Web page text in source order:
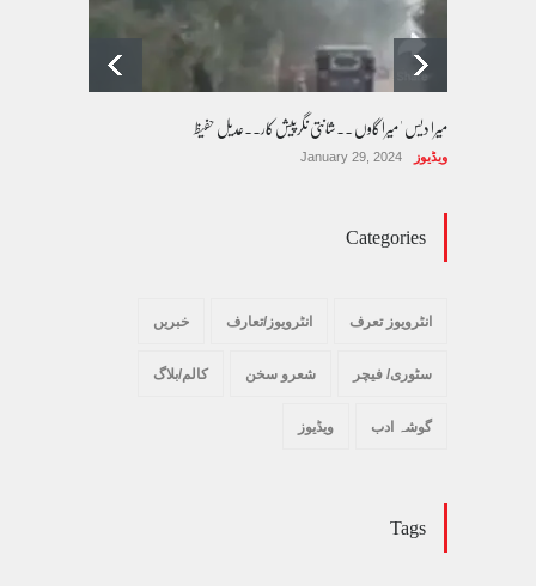
میرا دیس ' میرا گاوں ۔۔شانتی نگرپیش کار۔۔عدیل حفیظ
ویڈیوز January 29, 2024
Categories
انٹرویوز تعرف انٹرویوز/تعارف خبریں
سٹوری/ فیچر شعرو سخن کالم/بلاگ
گوشہ ادب ویڈیوز
Tags